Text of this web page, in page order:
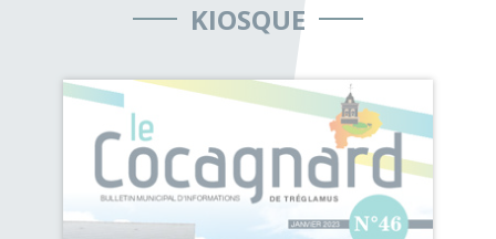
KIOSQUE